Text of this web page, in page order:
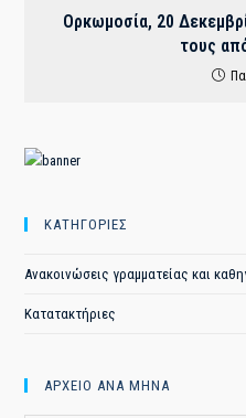
Ορκωμοσία, 20
τους
ΚΑΤΗΓΟΡΙΕΣ
Ανακοινώσεις γραμματείας και
Κατατακτήριες
ΑΡΧΕΙΟ ΑΝΑ ΜΗΝΑ